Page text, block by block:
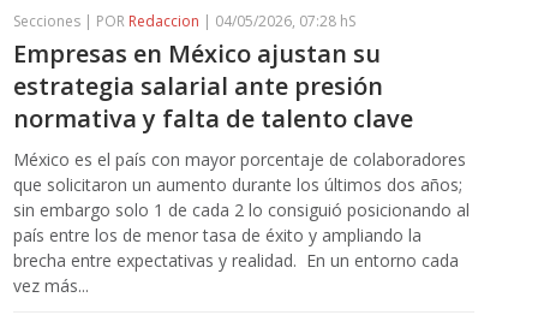
Secciones | POR Redaccion | 04/05/2026, 07:28 hS
Empresas en México ajustan su
estrategia salarial ante presión
normativa y falta de talento clave
México es el país con mayor porcentaje de colaboradores
que solicitaron un aumento durante los últimos dos años;
sin embargo solo 1 de cada 2 lo consiguió posicionando al
país entre los de menor tasa de éxito y ampliando la
brecha entre expectativas y realidad. En un entorno cada
vez más...